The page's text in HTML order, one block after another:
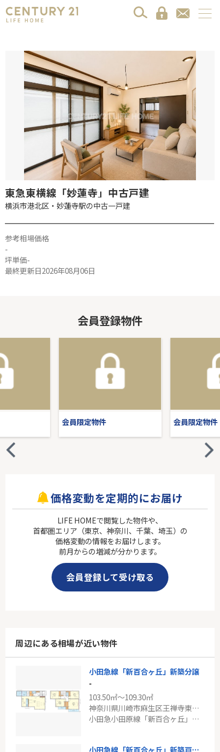
東急東横線「妙蓮寺」中古戸建
横浜市港北区・妙蓮寺駅の中古一戸建
参考相場価格
-
坪単価-
最終更新日2026年08月06日
会員登録物件
会員限定物件 会員限定物件
価格変動を定期的にお届け
LIFE HOMEで閲覧した物件や、
首都圏エリア（東京、神奈川、千葉、埼玉）の
価格変動の情報をお届けします。
前月からの増減が分かります。
会員登録して受け取る
周辺にある相場が近い物件
小田急線「新百合ヶ丘」新築分譲
-
103.50㎡～109.30㎡
神奈川県川崎市麻生区王禅寺東２丁目
小田急小田原線「新百合ヶ丘」駅 バス9分 「王禅寺公園」 停歩7分
小田急線「新百合ヶ丘」新築戸建て